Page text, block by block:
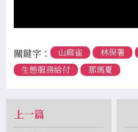
關鍵字： 山麻雀 林保署
生態服務給付
那瑪夏
上一篇